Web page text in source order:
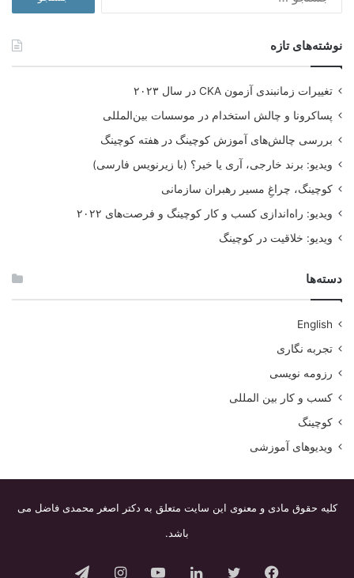
نوشته‌های تازه
تغییرات زمانبندی آزمون CKA در سال ۲۰۲۳
پساکرونا و چالش استخدام در موسسات بین‌المللی
بررسی چالش‌های آموزش کوچینگ در هفته کوچینگ
ویدیو: برند خارجی، آری یا خیر؟ (با زیرنویس فارسی)
کوچینگ، چراغِ مسیر رهبران سازمانی
ویدیو: راه‌اندازی کسب و کار کوچینگ و فرصت‌های ۲۰۲۲
ویدیو: خلاقیت در کوچینگ
دسته‌ها
English
تجربه نگاری
رزومه نویسی
کسب و کار بین المللی
کوچینگ
ویدیوهای آموزشی
کلیه حقوق مادی و معنوی این سایت متعلق به دکتر اصغر محمدی فاضل می
باشد.
فیس توییتر لینکدینیوتیوباینستاگرامتلگرام